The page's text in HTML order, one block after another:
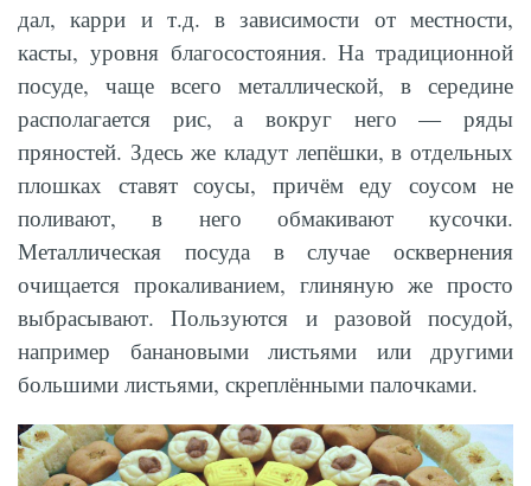
дал, карри и т.д. в зависимости от местности,
касты, уровня благосостояния. На традиционной
посуде, чаще всего металлической, в середине
располагается рис, а вокруг него — ряды
пряностей. Здесь же кладут лепёшки, в отдельных
плошках ставят соусы, причём еду соусом не
поливают, в него обмакивают кусочки.
Металлическая посуда в случае осквернения
очищается прокаливанием, глиняную же просто
выбрасывают. Пользуются и разовой посудой,
например банановыми листьями или другими
большими листьями, скреплёнными палочками.